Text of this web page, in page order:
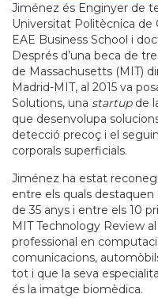
Jiménez és Enginyer de
Universitat Politècnica de
EAE Business School i
Després d’una beca de
de Massachusetts (MIT)
Madrid-MIT, al 2015 va
Solutions, una startup de
que desenvolupa
detecció precoç i el
corporals superficials.
Jiménez ha estat
entre els quals
de 35 anys i entre els 10
MIT Technology Review
professional en
comunicacions,
tot i que la seva
és la imatge biomèdica.